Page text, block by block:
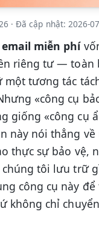
·Đã cập nhật: 2026-
miễn phí
riêng tư — toàn
một tương tác
«công cụ
giống «công cụ
này nói thẳng
thực sự bảo vệ,
chúng tôi lưu trữ
công cụ này
không chỉ